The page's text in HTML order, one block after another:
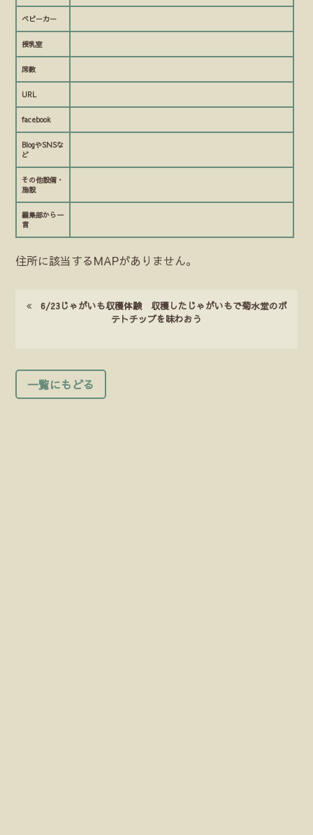
ベビーカー
授乳室
席数
URL
facebook
BlogやSNSな
ど
その他設備・
施設
編集部から一
言
住所に該当するMAPがありません。
6/23じゃがいも収穫体験 収穫したじゃがいもで菊水堂のポ
テトチップを味わおう
一覧にもどる